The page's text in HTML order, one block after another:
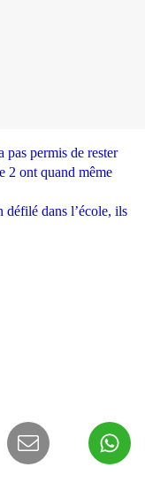
pas permis de rester
2 ont quand même
défilé dans l’école, ils